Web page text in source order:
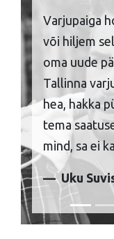
Varjupaiga
või hiljem
oma uude
Tallinna
hea, hakka
tema
mind, sa ei
Uku
Previous